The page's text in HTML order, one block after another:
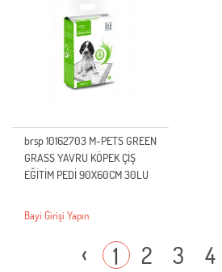
brsp 10162703 M-PETS GREEN
GRASS YAVRU KÖPEK ÇİŞ
EĞİTİM PEDİ 90X60CM 30LU
Bayi Girişi Yapın
‹ 1 2 3 4